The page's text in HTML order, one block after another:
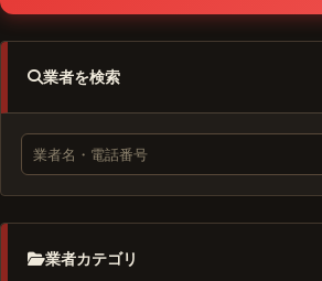
業者を検索
業者カテゴリ